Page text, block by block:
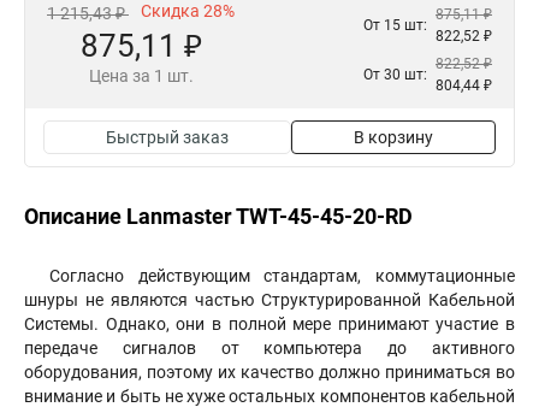
1 215,43 ₽ Скидка 28%
875,11 ₽
Цена за 1 шт.
От 15 шт:
875,11 ₽
822,52 ₽
От 30 шт:
822,52 ₽
804,44 ₽
Быстрый заказ В корзину
Описание Lanmaster TWT-45-45-20-RD
Согласно действующим стандартам, коммутационные
шнуры не являются частью Структурированной Кабельной
Системы. Однако, они в полной мере принимают участие в
передаче сигналов от компьютера до активного
оборудования, поэтому их качество должно приниматься во
внимание и быть не хуже остальных компонентов кабельной